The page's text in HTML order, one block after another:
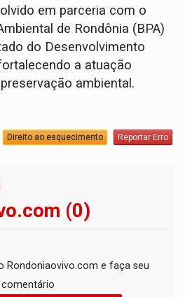
em parceria com o
de Rondônia (BPA)
do Desenvolvimento
a atuação
ambiental.
Direito ao esquecimento Reportar Erro
(0)
Rondoniaovivo.com e faça seu
comentário